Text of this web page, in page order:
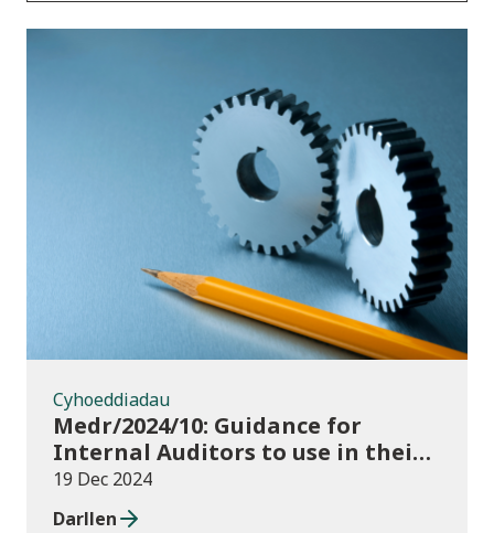
Cyhoeddiadau
Cyhoeddiadau
Medr/2024/10: Guidance for
Internal Auditors to use in their
Annual Internal Audit of HE Data
Systems and Processes
19 Dec 2024
Darllen